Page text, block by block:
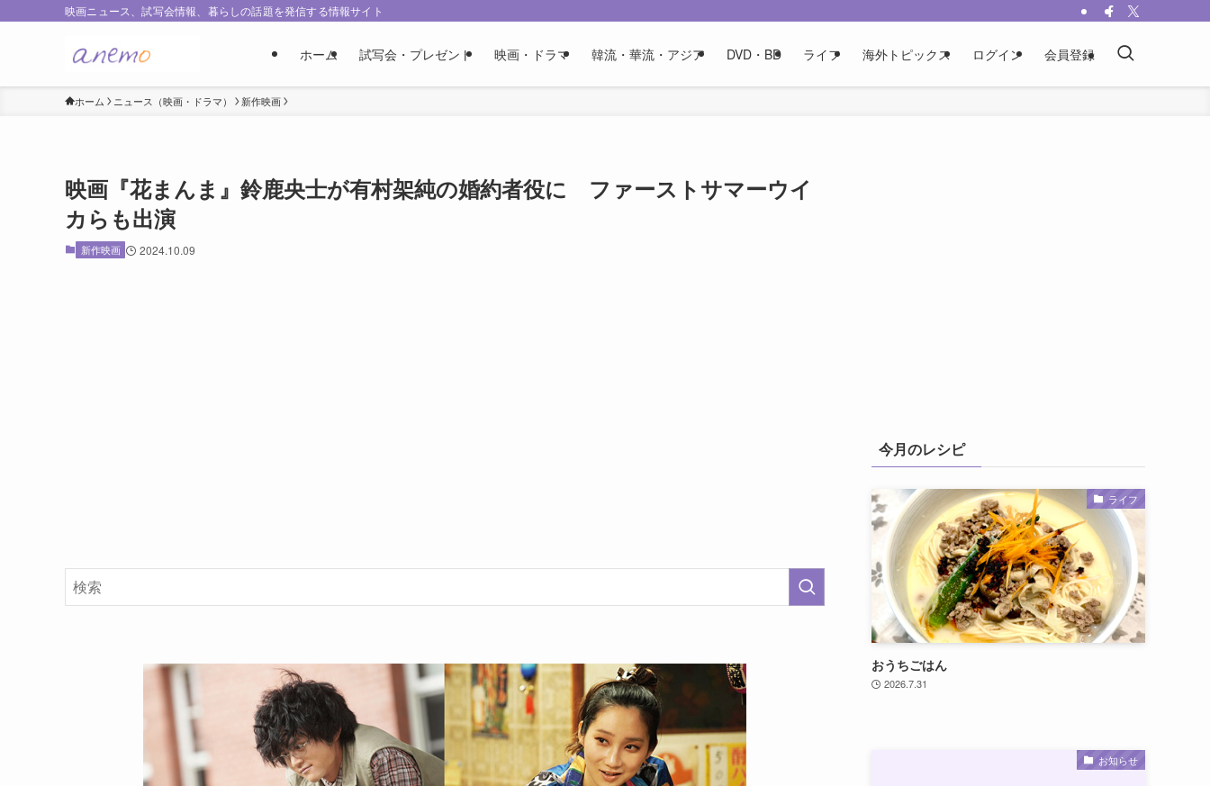
映画ニュース、試写会情報、暮らしの話題を発信する情報サイト
ホーム 試写会・プレゼント 映画・ドラマ 韓流・華流・アジア DVD・BD ライフ 海外トピックス ログイン 会員登録
ホーム ニュース（映画・ドラマ） 新作映画
映画『花まんま』鈴鹿央士が有村架純の婚約者役に ファーストサマーウイ
カらも出演
新作映画 2024.10.09
今月のレシピ
ライフ
おうちごはん
2026.7.31
お知らせ